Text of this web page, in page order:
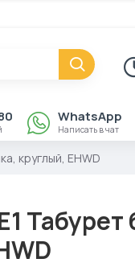
WhatsApp
Написать в чат
круглый, EHWD